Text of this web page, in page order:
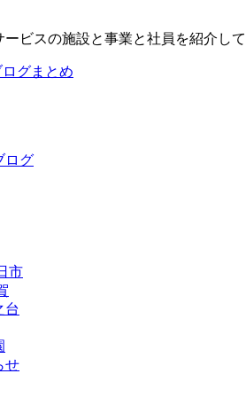
ービスの施設と事業と社員を紹介し
グまとめ
ログ
市
台
せ